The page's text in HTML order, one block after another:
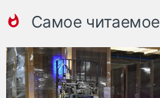
Самое читаемое